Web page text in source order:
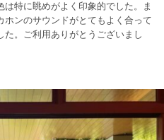
特に眺めがよく印象的でした。ま
ンのサウンドがとてもよく合って
。ご利用ありがとうございまし